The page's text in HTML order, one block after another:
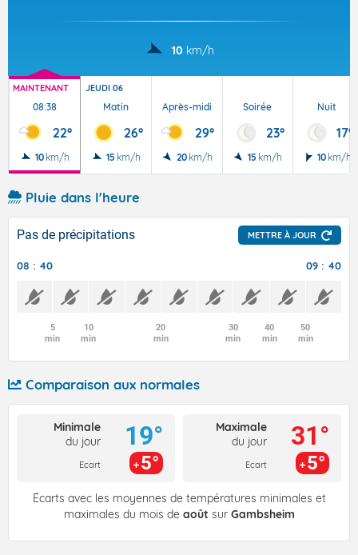
10 km/h
MAINTENANT
08:38
22°
10 km/h
JEUDI 06
Matin
26°
15 km/h
Après-midi
29°
20 km/h
Soirée
23°
15 km/h
Nuit
17°
10 km/h
Pluie dans l'heure
Pas de précipitations METTRE À JOUR
08 : 40 09 : 40
5
min
10
min
20
min
30
min
40
min
50
min
Comparaison aux normales
Minimale
du jour
Ecart
19°
5°
Maximale
du jour
Ecart
31°
5°
Écarts avec les moyennes de températures minimales et
maximales du mois de août sur Gambsheim